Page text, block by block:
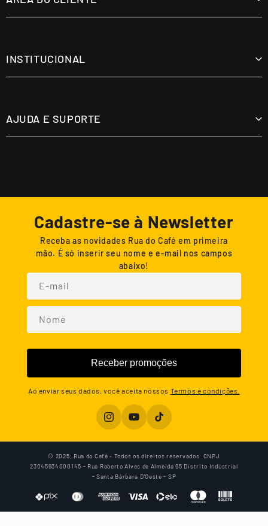
INSTITUCIONAL
AJUDA E SUPORTE
Televendas: 19 99254-0332
Cadastre-se à Newsletter
Receba as novidades Rua do Café em primeira
mão. É só inserir seu nome e e-mail nos campos
abaixo!
E-mail
Nome
Receber promoções
Ao enviar seus dados, você aceita nossos Termos e condições.
InstagramYouTubeTikTok
© 2025, Rua do Café - Todos os direitos reservados. CNPJ
23045934000145 - Rua Roberto Alves de Almeida 95 Distrito Industrial
- Santa Bárbara D'Oeste - SP